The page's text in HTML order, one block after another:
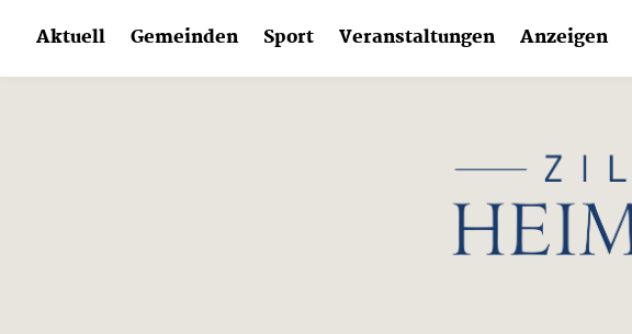
content
Aktuell Gemeinden Sport Veranstaltungen Anzeigen